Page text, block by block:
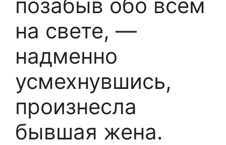
на свете, —
надменно
усмехнувшись,
произнесла
бывшая жена.